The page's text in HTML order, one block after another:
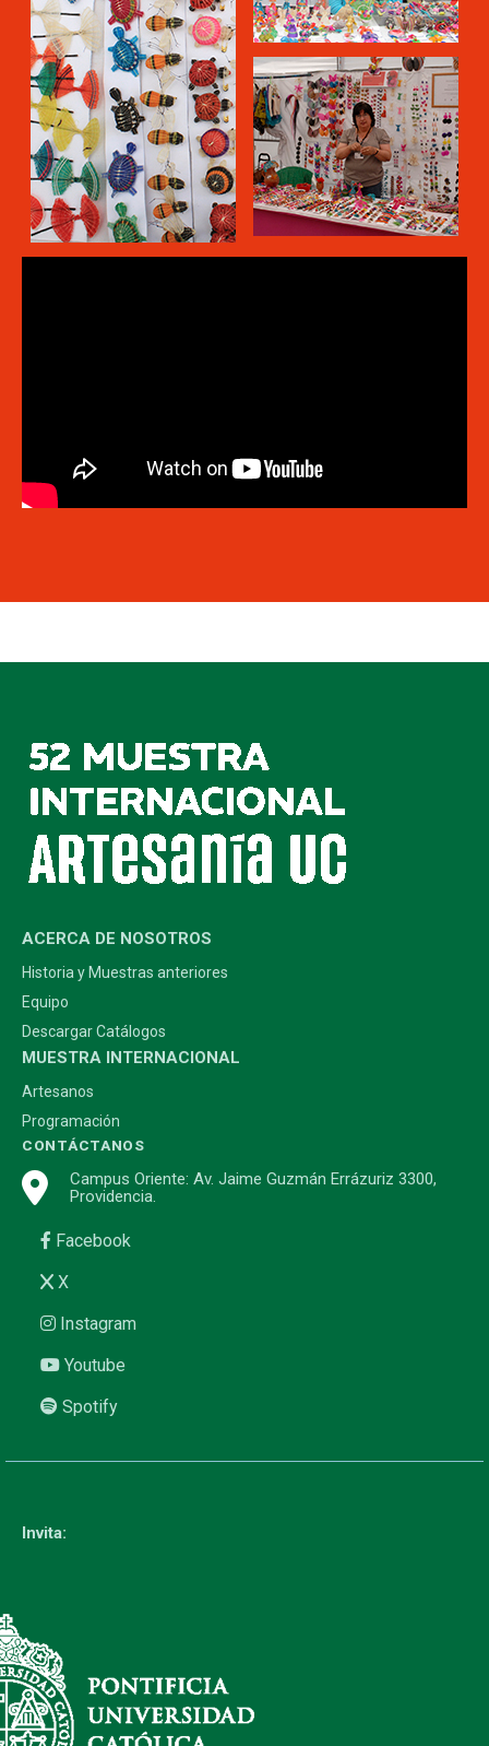
ACERCA DE NOSOTROS
Historia y Muestras anteriores
Equipo
Descargar Catálogos
MUESTRA INTERNACIONAL
Artesanos
Programación
CONTÁCTANOS
Campus Oriente: Av. Jaime Guzmán Errázuriz 3300,
Providencia.
Facebook
X
Instagram
Youtube
Spotify
Invita: